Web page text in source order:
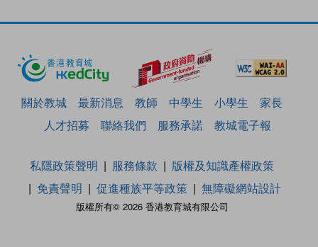
關於教城 最新消息 教師 中學生 小學生
家長
人才招募
聯絡我們 服務承諾 教城電子報
版權所有© 2026 香港教育城有限公司
私隱政策聲明 服務條款
版權及知識產權政策
免責聲明
促進種族平等政策 無障礙網站設計